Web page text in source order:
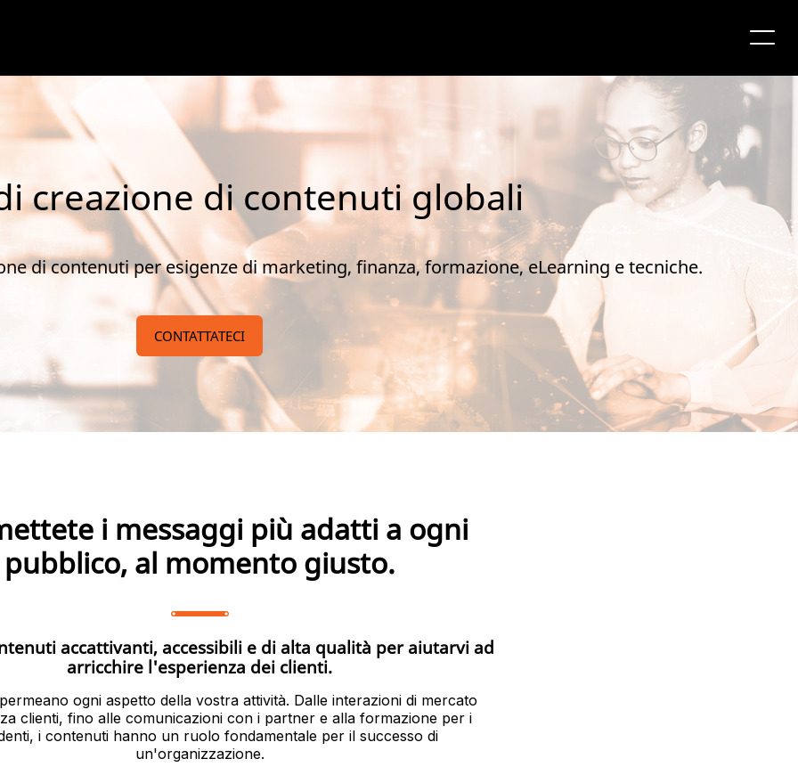
creazione di contenuti globali
di contenuti per esigenze di marketing, finanza, formazione, eLearning e tecniche.
CONTATTATECI
i messaggi più adatti a ogni
pubblico, al momento giusto.
accattivanti, accessibili e di alta qualità per aiutarvi ad
arricchire l'esperienza dei clienti.
ogni aspetto della vostra attività. Dalle interazioni di mercato
clienti, fino alle comunicazioni con i partner e alla formazione per i
i contenuti hanno un ruolo fondamentale per il successo di
un'organizzazione.